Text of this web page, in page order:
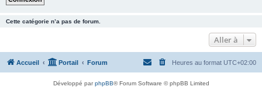
Cette catégorie n’a pas de forum.
Aller à
Accueil Portail Forum Heures au format UTC+02:00
Développé parphpBB® Forum Software © phpBB Limited